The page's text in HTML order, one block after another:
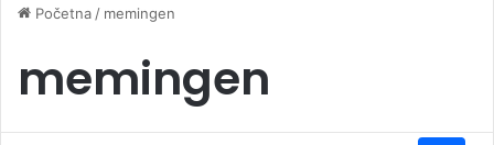
Početna / memingen
memingen